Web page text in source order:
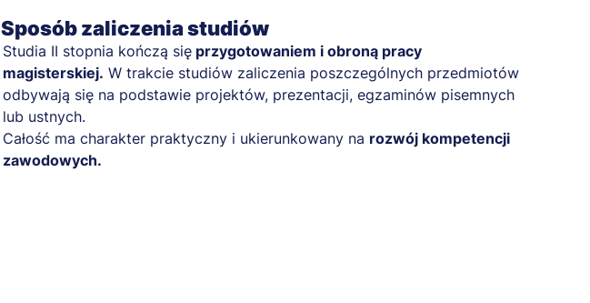
Sposób zaliczenia studiów
Studia II stopnia kończą się przygotowaniem i obroną pracy
magisterskiej. W trakcie studiów zaliczenia poszczególnych przedmiotów
odbywają się na podstawie projektów, prezentacji, egzaminów pisemnych
lub ustnych.
Całość ma charakter praktyczny i ukierunkowany na rozwój kompetencji
zawodowych.